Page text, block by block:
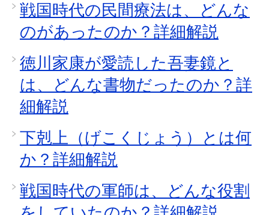
戦国時代の民間療法は、どんな
のがあったのか？詳細解説
徳川家康が愛読した吾妻鏡と
は、どんな書物だったのか？詳
細解説
下剋上（げこくじょう）とは何
か？詳細解説
戦国時代の軍師は、どんな役割